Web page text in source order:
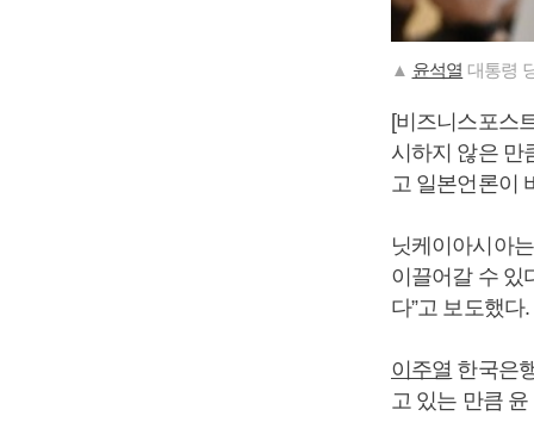
▲ 윤석열 대통령
[비즈니스포스
시하지 않은 만
고 일본언론이
닛케이아시아
이끌어갈 수 있
다”고 보도했다.
이주열 한국은
고 있는 만큼